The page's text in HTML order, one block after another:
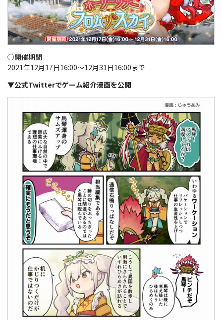
○開催期間
2021年12月17日16:00～12月31日16:00まで
▼公式Twitterでゲーム紹介漫画を公開